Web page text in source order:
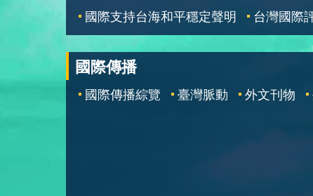
國際支持台海和平穩定聲明
台灣國際
國際傳播
國際傳播綜覽 臺灣脈動 外文刊物